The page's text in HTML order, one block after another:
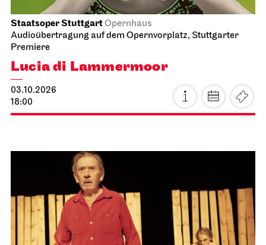
Staatsoper StuttgartOpernhaus
Audioübertragung auf dem Opernvorplatz, Stuttgarter
Premiere
Lucia di Lammermoor
03.10.2026
18:00